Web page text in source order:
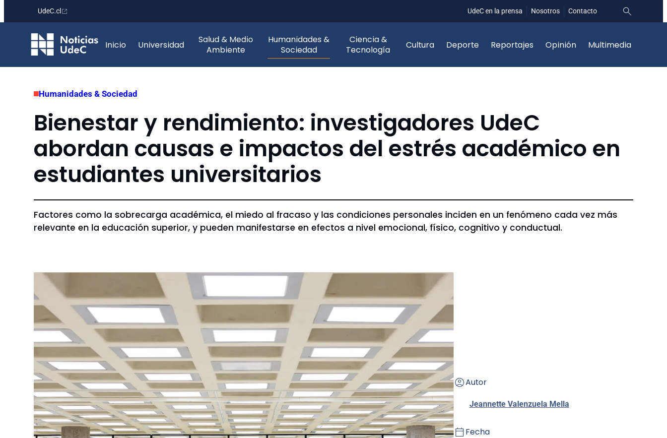
contenido
UdeC.cl UdeC en la prensa Nosotros Contacto
Inicio Universidad
Salud & Medio
Ambiente
Humanidades &
Sociedad
Ciencia &
Tecnología
Cultura Deporte Reportajes Opinión Multimedia
Humanidades & Sociedad
Bienestar y rendimiento: investigadores UdeC
abordan causas e impactos del estrés académico en
estudiantes universitarios
Factores como la sobrecarga académica, el miedo al fracaso y las condiciones personales inciden en un fenómeno cada vez más
relevante en la educación superior, y pueden manifestarse en efectos a nivel emocional, físico, cognitivo y conductual.
Autor
Jeannette Valenzuela Mella
Fecha